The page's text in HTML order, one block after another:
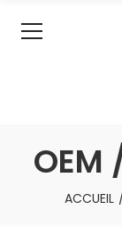
OEM
ACCUEIL